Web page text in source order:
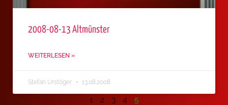
2008-08-13 Altmünster
WEITERLESEN »
Stefan Urstöger 13.08.2008
1 2 3 4 5